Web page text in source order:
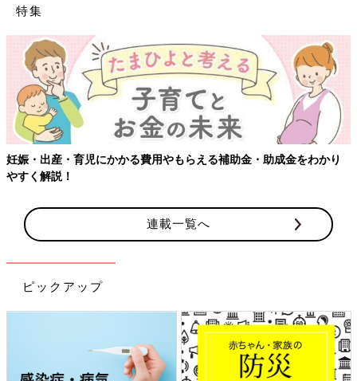
特集
助金・助成金をわかり 【ワクチン接種できるものも】妊婦の感
連載一覧へ
ピックアップ